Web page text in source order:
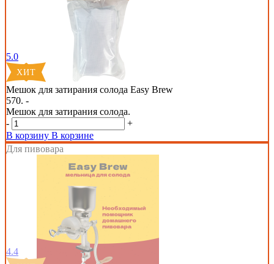
5.0
Мешок для затирания солода Easy Brew
570. -
Мешок для затирания солода.
-
+
В корзину В корзине
Для пивовара
4.4